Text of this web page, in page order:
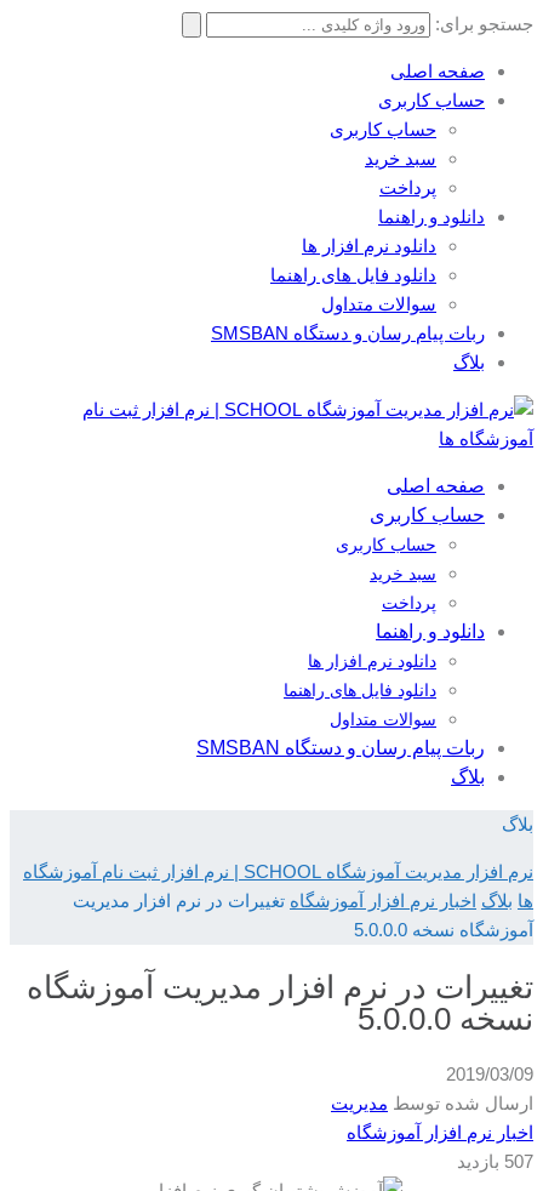
جستجو برای:
صفحه اصلی
حساب کاربری
حساب کاربری
سبد خرید
پرداخت
دانلود و راهنما
دانلود نرم افزار ها
دانلود فایل های راهنما
سوالات متداول
ربات پیام رسان و دستگاه SMSBAN
بلاگ
صفحه اصلی
حساب کاربری
حساب کاربری
سبد خرید
پرداخت
دانلود و راهنما
دانلود نرم افزار ها
دانلود فایل های راهنما
سوالات متداول
ربات پیام رسان و دستگاه SMSBAN
بلاگ
بلاگ
نرم افزار مدیریت آموزشگاه SCHOOL | نرم افزار ثبت نام آموزشگاه
ها بلاگ اخبار نرم افزار آموزشگاه تغییرات در نرم افزار مدیریت
آموزشگاه نسخه 5.0.0.0
تغییرات در نرم افزار مدیریت آموزشگاه
نسخه 5.0.0.0
2019/03/09
ارسال شده توسط مدیریت
اخبار نرم افزار آموزشگاه
507 بازدید